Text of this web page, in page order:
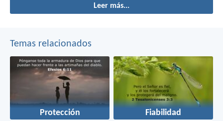
es Dios en su morada santa.
Leer más...
Temas relacionados
Protección Fiabilidad